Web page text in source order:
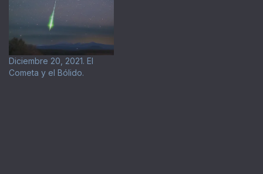
Diciembre 20, 2021. El
Cometa y el Bólido.